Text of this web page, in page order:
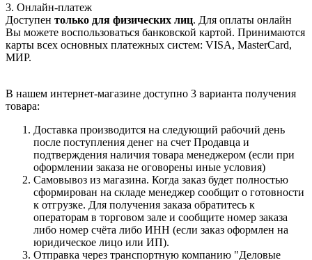
3. Онлайн-платеж
Доступен только для физических лиц. Для оплаты онлайн
Вы можете воспользоваться банковской картой. Принимаются
карты всех основных платежных систем: VISA, MasterCard,
МИР.
В нашем интернет-магазине доступно 3 варианта получения
товара:
Доставка производится на следующий рабочий день
после поступления денег на счет Продавца и
подтверждения наличия товара менеджером (если при
оформлении заказа не оговорены иные условия)
Самовывоз из магазина. Когда заказ будет полностью
сформирован на складе менеджер сообщит о готовности
к отгрузке. Для получения заказа обратитесь к
операторам в торговом зале и сообщите номер заказа
либо номер счёта либо ИНН (если заказ оформлен на
юридическое лицо или ИП).
Отправка через транспортную компанию "Деловые